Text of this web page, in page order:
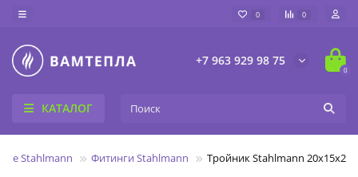
0 0
+7 963 929 98 75
0
КАТАЛОГ
Stahlmann Фитинги Stahlmann Тройник Stahlmann 20х15х20